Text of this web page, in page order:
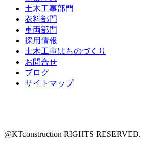
土木工事部門
衣料部門
車両部門
採用情報
土木工事はものづくり
お問合せ
ブログ
サイトマップ
@KTconstruction RIGHTS RESERVED.